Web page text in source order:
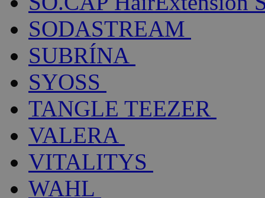
SODASTREAM
SUBRÍNA
SYOSS
TANGLE TEEZER
VALERA
VITALITYS
WAHL